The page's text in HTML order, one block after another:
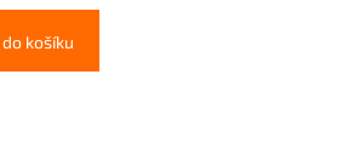
košíku